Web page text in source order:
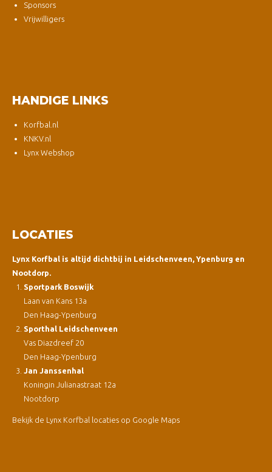
Sponsors
Vrijwilligers
HANDIGE LINKS
Korfbal.nl
KNKV.nl
Lynx Webshop
LOCATIES
Lynx Korfbal is altijd dichtbij in Leidschenveen, Ypenburg en
Nootdorp.
Sportpark Boswijk
Laan van Kans 13a
Den Haag-Ypenburg
Sporthal Leidschenveen
Vas Diazdreef 20
Den Haag-Ypenburg
Jan Janssenhal
Koningin Julianastraat 12a
Nootdorp
Bekijk de Lynx Korfbal locaties op Google Maps